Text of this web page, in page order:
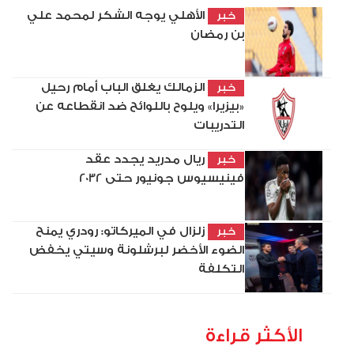
خبر
الأهلي يوجه الشكر لمحمد علي
بن رمضان
خبر
الزمالك يغلق الباب أمام رحيل
«بيزيرا» ويلوح باللوائح ضد انقطاعه عن
التدريبات
خبر
ريال مدريد يجدد عقد
فينيسيوس جونيور حتى 2032
خبر
زلزال في الميركاتو: رودري يمنح
الضوء الأخضر لبرشلونة وسيتي يخفض
التكلفة
الأكثر قراءة